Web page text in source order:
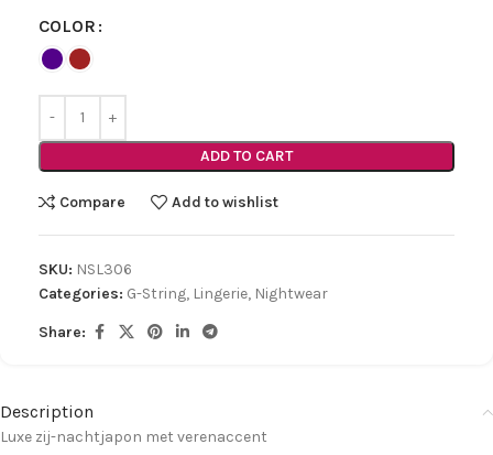
COLOR
ADD TO CART
Compare Add to wishlist
SKU: NSL306
Categories: G-String, Lingerie, Nightwear
Share:
Description
Luxe zij-nachtjapon met verenaccent